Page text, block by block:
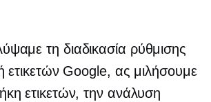
τη διαδικασία ρύθμισης
ετικετών Google, ας μιλήσουμε
ετικετών, την ανάλυση